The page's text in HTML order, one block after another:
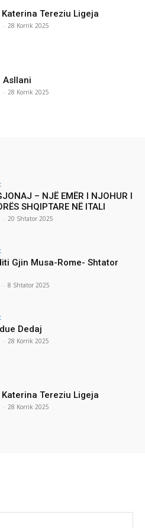
Tereziu Ligeja
- 28 Korrik 2025
Asllani
- 28 Korrik 2025
– NJË EMËR I NJOHUR I
SHQIPTARE NË ITALI
- 20 Shtator 2025
Gjin Musa-Rome- Shtator
- 8 Shtator 2025
Dedaj
- 28 Korrik 2025
Tereziu Ligeja
- 28 Korrik 2025